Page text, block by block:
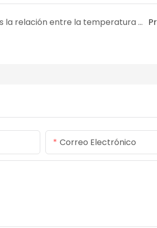
¿Cuál es la relación entre la temperatura de vulcanización y la presión del anillo de sellado?
Correo Electrónico